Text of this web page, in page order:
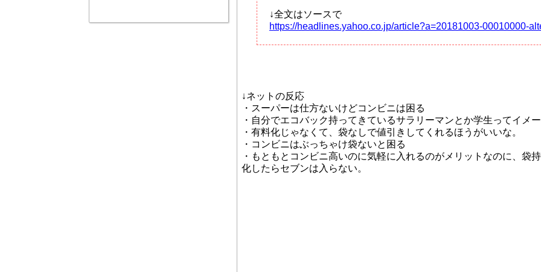
↓全文はソースで
https://headlines.yahoo.co.jp/article?a=20181003-00010000-
↓ネットの反応
・スーパーは仕方ないけどコンビニは困る
・自分でエコバック持ってきているサラリーマンとか学生ってイメ
・有料化じゃなくて、袋なしで値引きしてくれるほうがいいな。
・コンビニはぶっちゃけ袋ないと困る
・もともとコンビニ高いのに気軽に入れるのがメリットなのに、袋
化したらセブンは入らない。